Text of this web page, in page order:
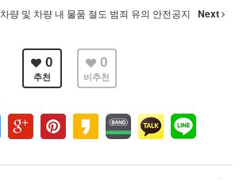
차량 및 차량 내 물품 절도 범죄 유의 안전공지 Next
0
추천
0
비추천